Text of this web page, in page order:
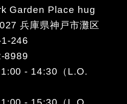
Garden Place hug
兵庫県神戸市灘区
246
8989
- 14:30（L.O.